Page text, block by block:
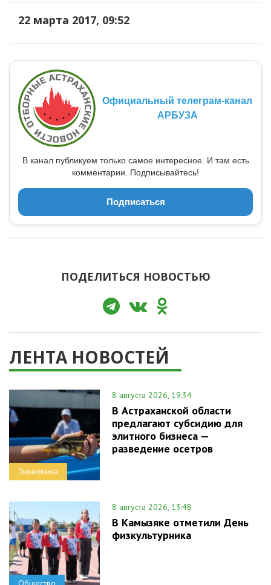
22 марта 2017, 09:52
Официальный телеграм-канал
АРБУЗА
В канал публикуем только самое интересное. И там есть
комментарии. Подписывайтесь!
Подписаться
ПОДЕЛИТЬСЯ НОВОСТЬЮ
ЛЕНТА НОВОСТЕЙ
Экономика
8 августа 2026, 19:34
В Астраханской области
предлагают субсидию для
элитного бизнеса —
разведение осетров
8 августа 2026, 13:48
В Камызяке отметили День
физкультурника